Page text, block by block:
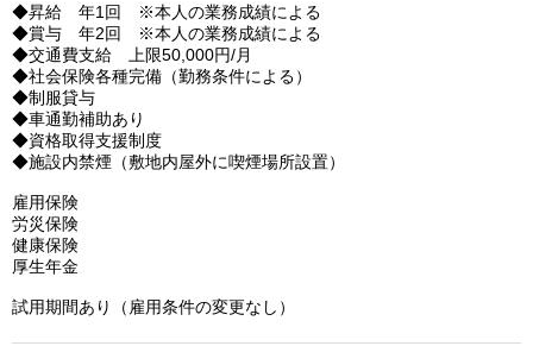
◆昇給 年1回 ※本人の業務成績による
◆賞与 年2回 ※本人の業務成績による
◆交通費支給 上限50,000円/月
◆社会保険各種完備（勤務条件による）
◆制服貸与
◆車通勤補助あり
◆資格取得支援制度
◆施設内禁煙（敷地内屋外に喫煙場所設置）
雇用保険
労災保険
健康保険
厚生年金
試用期間あり（雇用条件の変更なし）